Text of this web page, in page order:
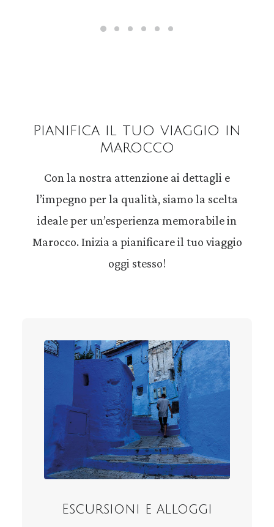
Pianifica il tuo viaggio in
Marocco
Con la nostra attenzione ai dettagli e
l’impegno per la qualità, siamo la scelta
ideale per un’esperienza memorabile in
Marocco. Inizia a pianificare il tuo viaggio
oggi stesso!
Escursioni e alloggi